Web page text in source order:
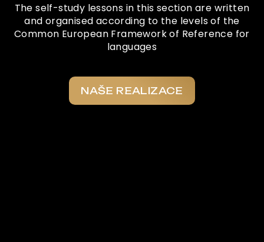
The self-study lessons in this section are written
and organised according to the levels of the
Common European Framework of Reference for
languages
NAŠE REALIZACE